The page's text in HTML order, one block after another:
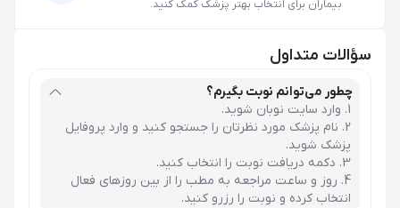
بیماران برای انتخاب بهتر پزشک کمک کنید.
سؤالات متداول
چطور می‌توانم نوبت بگیرم؟
وارد سایت نوبان شوید.
نام پزشک مورد نظرتان را جستجو کنید و وارد پروفایل
پزشک شوید.
دکمه دریافت نوبت را انتخاب کنید.
روز و ساعت مراجعه به مطب را از بین روزهای فعال
انتخاب کرده و نوبت را رزرو کنید.